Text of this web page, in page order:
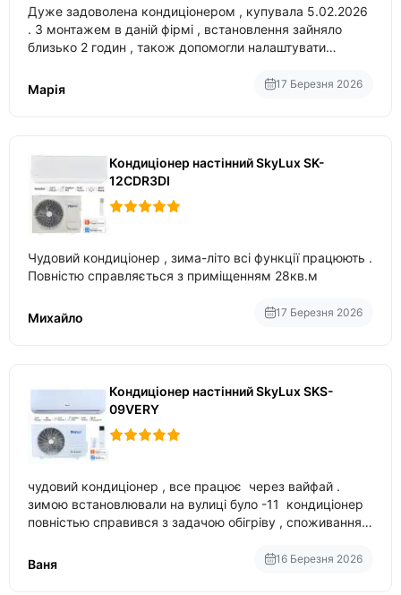
Дуже задоволена кондиціонером , купувала 5.02.2026
. З монтажем в даній фірмі , встановлення зайняло
близько 2 годин , також допомогли налаштувати
Марія
17 Березня 2026
Кондиціонер настінний SkyLux SK-
12CDR3DI
Чудовий кондиціонер , зима-літо всі функції працюють .
Повністю справляється з приміщенням 28кв.м
Михайло 17 Березня 2026
Кондиціонер настінний SkyLux SKS-
09VERY
чудовий кондиціонер , все працює через вайфай .
зимою встановлювали на вулиці було -11 кондиціонер
повністью справився з задачою обігріву , споживання
температури
Ваня 16 Березня 2026